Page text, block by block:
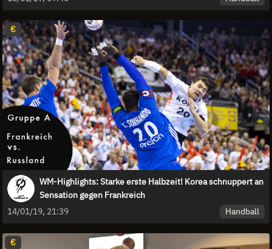
€
WM-Highlights: Starke erste Halbzeit! Korea schnuppert an
Sensation gegen Frankreich
14/01/19, 21:39
Handball
€